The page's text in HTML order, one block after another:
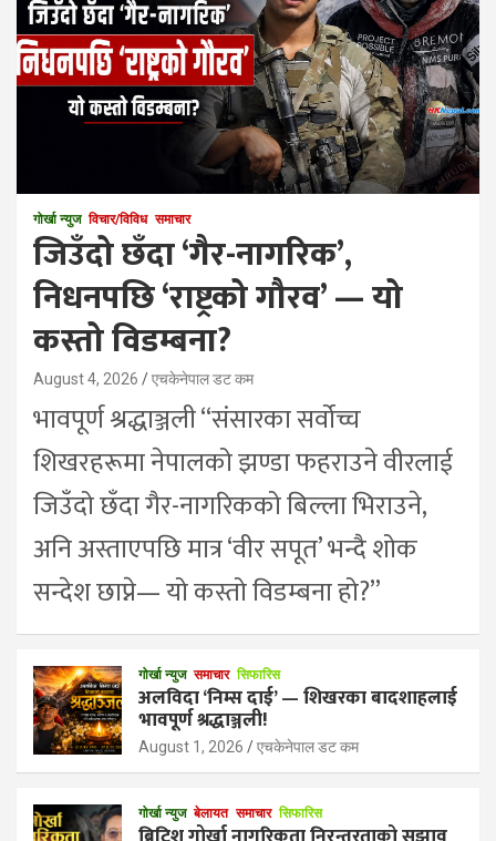
गोर्खा न्युज विचार/विविध समाचार
जिउँदो छँदा ‘गैर-नागरिक’,
निधनपछि ‘राष्ट्रको गौरव’ — यो
कस्तो विडम्बना?
August 4, 2026 एचकेनेपाल डट कम
भावपूर्ण श्रद्धाञ्जली “संसारका सर्वोच्च
शिखरहरूमा नेपालको झण्डा फहराउने वीरलाई
जिउँदो छँदा गैर-नागरिकको बिल्ला भिराउने,
अनि अस्ताएपछि मात्र ‘वीर सपूत’ भन्दै शोक
सन्देश छाप्ने— यो कस्तो विडम्बना हो?”
गोर्खा न्युज समाचार सिफारिस
अलविदा ‘निम्स दाई’ — शिखरका बादशाहलाई
भावपूर्ण श्रद्धाञ्जली!
August 1, 2026 एचकेनेपाल डट कम
गोर्खा न्युज बेलायत समाचार सिफारिस